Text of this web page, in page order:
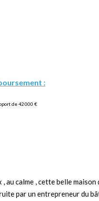
:
de 42 000 €
au calme , cette belle maison
par un entrepreneur du